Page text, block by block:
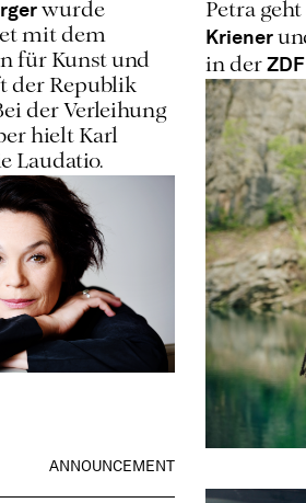
wurde
mit dem
für Kunst und
der Republik
der Verleihung
hielt Karl
Laudatio.
ANNOUNCEMENT
Petra
Kriener
in der